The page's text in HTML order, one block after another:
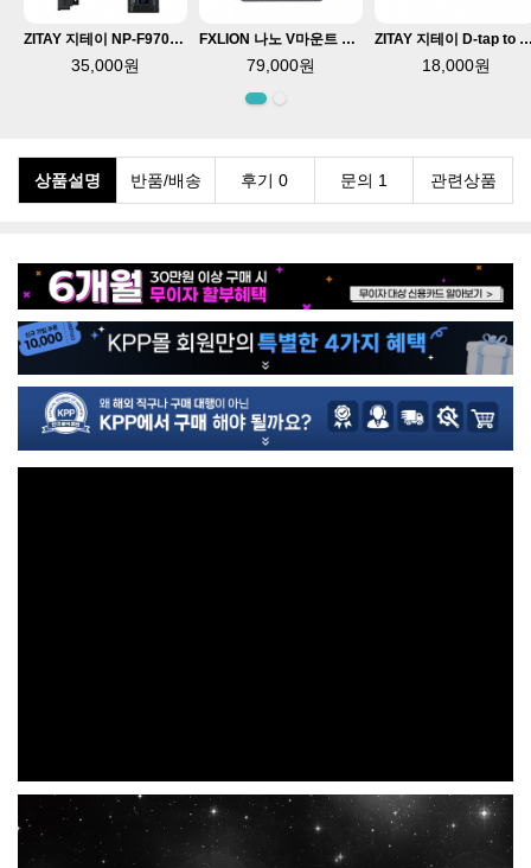
ZITAY 지테이 NP-F970 / F550 더미 배터리 D-tap 타입 DT52
35,000원
FXLION 나노 V마운트 배터리 어댑터 NP-F 14.8V
79,000원
ZITAY 지테이 D-tap to DC 전
18,000원
상품설명 반품/배송 후기 0 문의 1 관련상품